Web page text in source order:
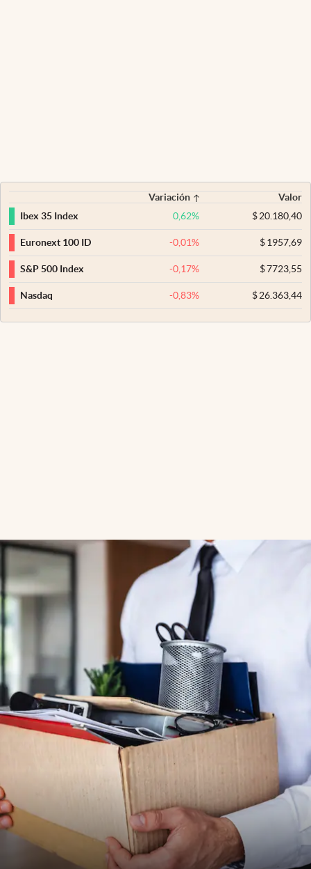
Variación
Valor
Ibex 35 Index
0,62% $20.180,40
Euronext 100 ID -0,01% $1957,69
S&P 500 Index -0,17% $7723,55
Nasdaq -0,83% $26.363,44